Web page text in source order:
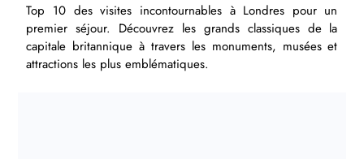
Top 10 des visites incontournables à Londres pour un
premier séjour. Découvrez les grands classiques de la
capitale britannique à travers les monuments, musées et
attractions les plus emblématiques.